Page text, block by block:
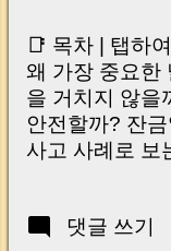
📑 목차 | 탭하
왜 가장 중요한
을 거치지 않을
안전할까? 잔
사고 사례로 보
Your Account
댓글 쓰기